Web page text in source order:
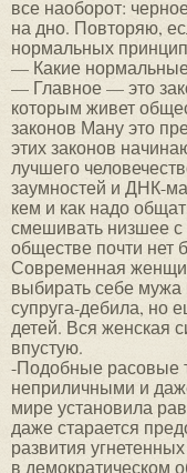
все наоборот:
на дно. Повторяю,
нормальных
— Какие
— Главное — это
которым живет
законов Ману это
этих законов
лучшего
заумностей и ДНК-
кем и как надо
смешивать низшее
обществе почти нет
Современная
выбирать себе мужа
супруга-дебила, но
детей. Вся женская
впустую.
-Подобные расовые
неприличными и
мире установила
даже старается
развития
в демократическом